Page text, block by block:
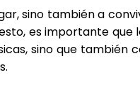
sino también a
es importante
sino que